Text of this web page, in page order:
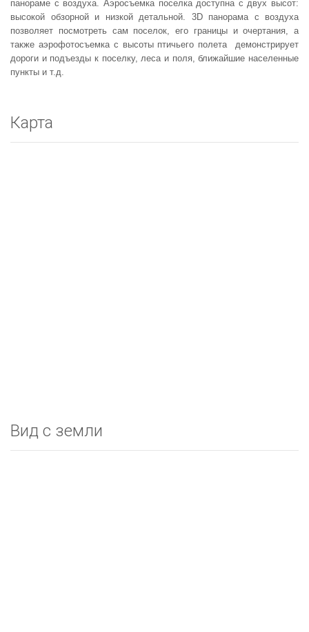
панораме с воздуха. Аэросъемка поселка доступна с двух высот:
высокой обзорной и низкой детальной. 3D панорама с воздуха
позволяет посмотреть сам поселок, его границы и очертания, а
также аэрофотосъемка с высоты птичьего полета демонстрирует
дороги и подъезды к поселку, леса и поля, ближайшие населенные
пункты и т.д.
Карта
Вид с земли